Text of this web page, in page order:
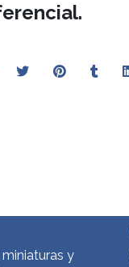
y